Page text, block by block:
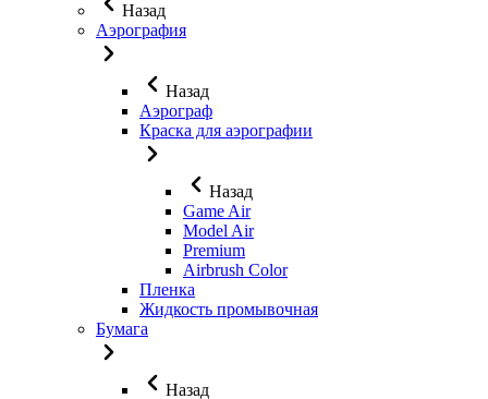
Назад
Аэрография
Назад
Аэрограф
Краска для аэрографии
Назад
Game Air
Model Air
Premium
Airbrush Color
Пленка
Жидкость промывочная
Бумага
Назад